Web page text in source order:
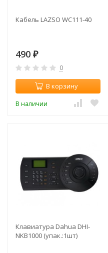
Кабель LAZSO WC111-40
490 ₽
0
В корзину
В наличии
Клавиатура Dahua DHI-
NKB1000 (упак.:1шт)